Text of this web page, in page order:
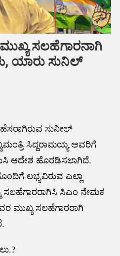
ಸಲಹೆಗಾರನಾಗಿ
ಯಾರು ಸುನಿಲ್
ಸುನೀಲ್‌
ಸಿದ್ದರಾಮಯ್ಯ ಅವರಿಗೆ
ಆದೇಶ ಹೊರಡಿಸಲಾಗಿದೆ.
ಲಭ್ಯವಿರುವ ಎಲ್ಲಾ
ಸಲಹೆಗಾರರಾಗಿಸಿ ಸಿಎಂ ನೇಮಕ
ಮುಖ್ಯ ಸಲಹೆಗಾರರಾಗಿ